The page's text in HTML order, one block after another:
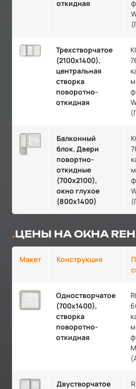
откидная
Трехстворчатое
(2100х1400),
центральная
створка
поворотно-
откидная
Балконный
блок. Двери
повортно-
откидные
(700х2100),
окно глухое
(800х1400)
ЦЕНЫ НА ОКНА
Макет Конструкция
Одностворчатое
(700х1400),
створка
поворотно-
откидная
Двустворчатое